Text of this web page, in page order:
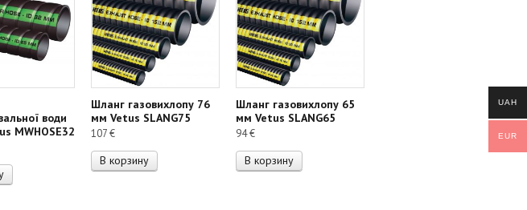
води
MWHOSE32
Шланг газовихлопу 76
мм Vetus SLANG75
107€
В корзину
Шланг газовихлопу 65
мм Vetus SLANG65
94€
В корзину
UAH
EUR